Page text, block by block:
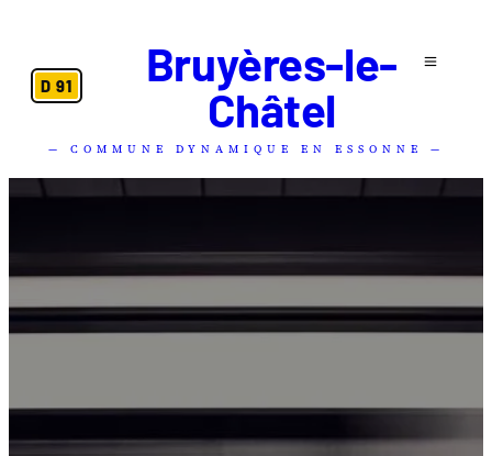
D 91
Bruyères-le-
Châtel
— COMMUNE DYNAMIQUE EN ESSONNE —